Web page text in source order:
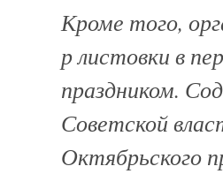
Кроме того,
р листовки в
праздником.
Советской
Октябрьского